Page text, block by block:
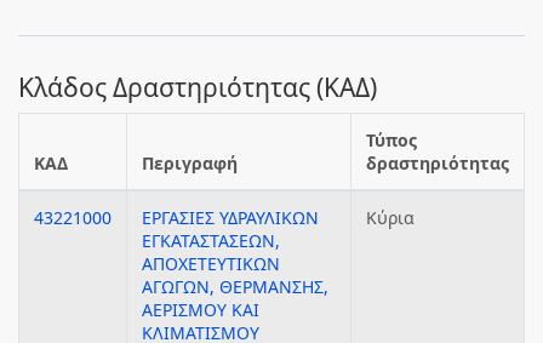
Κλάδος Δραστηριότητας (ΚΑΔ)
ΚΑΔ Περιγραφή
Τύπος
δραστηριότητας
43221000
ΕΡΓΑΣΙΕΣ ΥΔΡΑΥΛΙΚΩΝ
ΕΓΚΑΤΑΣΤΑΣΕΩΝ,
ΑΠΟΧΕΤΕΥΤΙΚΩΝ
ΑΓΩΓΩΝ, ΘΕΡΜΑΝΣΗΣ,
ΑΕΡΙΣΜΟΥ ΚΑΙ
ΚΛΙΜΑΤΙΣΜΟΥ
Κύρια